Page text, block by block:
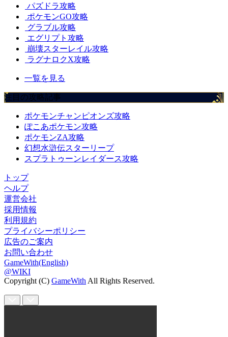
パズドラ攻略
ポケモンGO攻略
グラブル攻略
エグリプト攻略
崩壊スターレイル攻略
ラグナロクX攻略
一覧を見る
注目の攻略記事
ポケモンチャンピオンズ攻略
ぽこあポケモン攻略
ポケモンZA攻略
幻想水滸伝スターリープ
スプラトゥーンレイダース攻略
トップ
ヘルプ
運営会社
採用情報
利用規約
プライバシーポリシー
広告のご案内
お問い合わせ
GameWith(English)
@WIKI
Copyright (C) GameWith All Rights Reserved.